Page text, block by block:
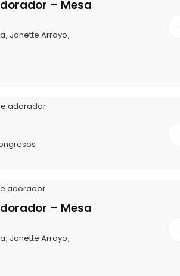
– Mesa
, Janette Arroyo,
adorador
adorador
– Mesa
, Janette Arroyo,